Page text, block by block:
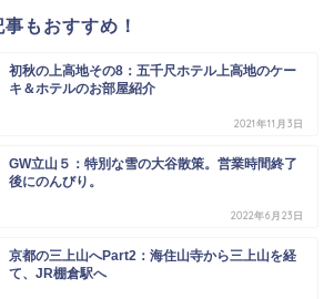
もおすすめ！
初秋の上高地その8：五千尺ホテル上高地のケー
キ＆ホテルのお部屋紹介
2021年11月3日
GW立山５：特別な雪の大谷散策。営業時間終了
後にのんびり。
2022年6月23日
京都の三上山へPart2：海住山寺から三上山を経
て、JR棚倉駅へ